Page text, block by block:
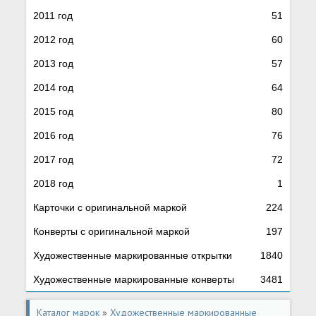
2011 год 51
2012 год 60
2013 год 57
2014 год 64
2015 год 80
2016 год 76
2017 год 72
2018 год 1
Карточки с оригинальной маркой 224
Конверты с оригинальной маркой 197
Художественные маркированные открытки 1840
Художественные маркированные конверты 3481
Каталог марок »Художественные маркированные